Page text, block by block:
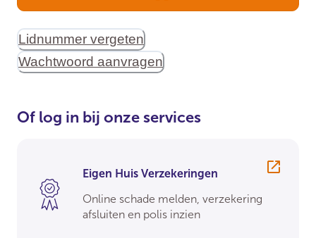
Lidnummer vergeten
Wachtwoord aanvragen
Of log in bij onze services
Eigen Huis Verzekeringen
Online schade melden, verzekering
afsluiten en polis inzien